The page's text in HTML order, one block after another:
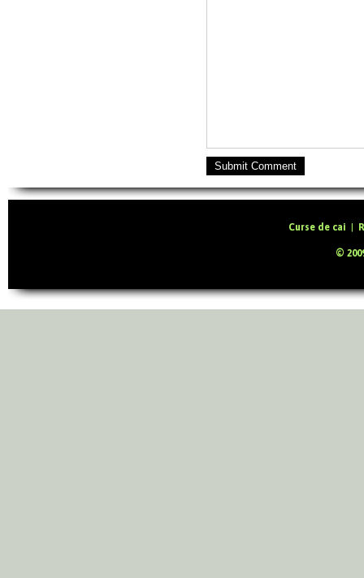
Submit Comment
Curse de cai |
©